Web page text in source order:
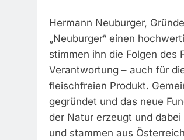
Hermann Neuburger,
„Neuburger“ einen
stimmen ihn die Folgen des
Verantwortung – auch für
fleischfreien Produkt.
gegründet und das neue
der Natur erzeugt und
und stammen aus